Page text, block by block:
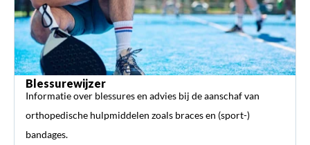
Blessurewijzer
Informatie over blessures en advies bij de aanschaf van
orthopedische hulpmiddelen zoals braces en (sport-)
bandages.